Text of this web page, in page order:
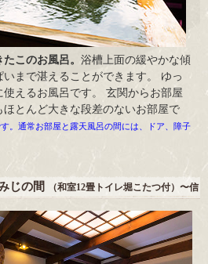
このお風呂。 浴槽上面の緩やかな傾
まで湛えることができます。 ゆっ
えるお風呂です。 玄関からお部屋
とんど大きな段差のないお部屋で
。通常お部屋と露天風呂の間には、ドア、障子
じの間 （和室12畳トイレ堀こたつ付）〜信